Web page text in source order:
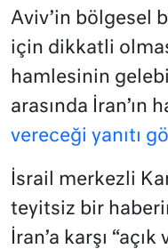
Aviv’in bölgesel
için dikkatli
hamlesinin
arasında İran’ın
vereceği yanıtı
İsrail merkezli
teyitsiz bir
İran’a karşı